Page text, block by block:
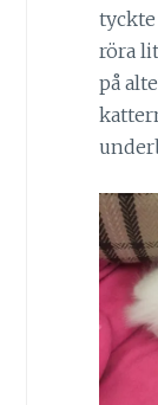
tyckte
röra
på